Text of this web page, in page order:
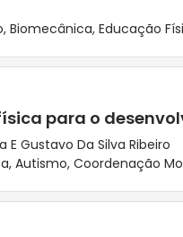
, Biomecânica, Educação
para o
E Gustavo Da Silva Ribeiro
, Autismo, Coordenação